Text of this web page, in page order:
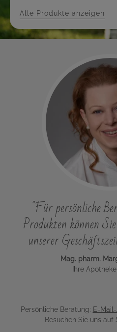
Alle Produkte anzeigen
"Für persönliche
Produkten können
unserer
Mag. pharm.
Ihre
Persönliche Beratung: E-
Besuchen Sie uns auf